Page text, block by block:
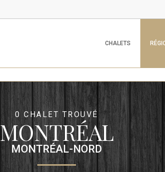
CHALETS
0 CHALET TROUVÉ
MONTRÉAL
MONTRÉAL-NORD